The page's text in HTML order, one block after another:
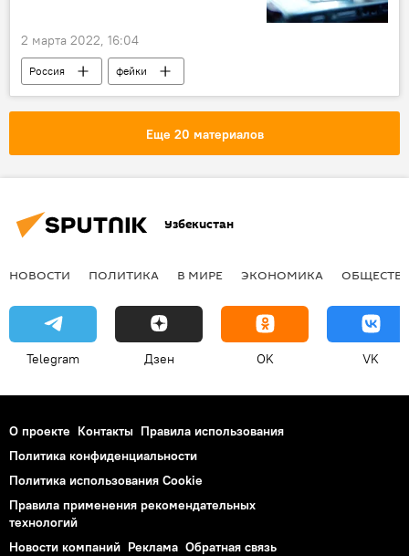
2 марта 2022, 16:04
Россия фейки
Еще 20 материалов
Узбекистан
НОВОСТИ ПОЛИТИКА В МИРЕ ЭКОНОМИКА
Telegram Дзен OK VK
О проекте Контакты Правила использования
Политика конфиденциальности
Политика использования Cookie
Правила применения рекомендательных
технологий
Новости компаний Реклама Обратная связь